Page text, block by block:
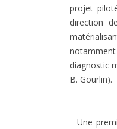
projet
direction
diagnostic
B. Gourlin).
Une